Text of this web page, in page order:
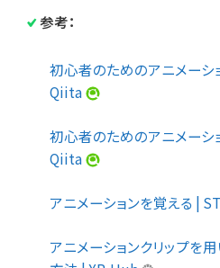
参考：
初心者のためのアニメーシ
Qiita
初心者のためのアニメーシ
Qiita
アニメーションを覚える |
アニメーションクリップを